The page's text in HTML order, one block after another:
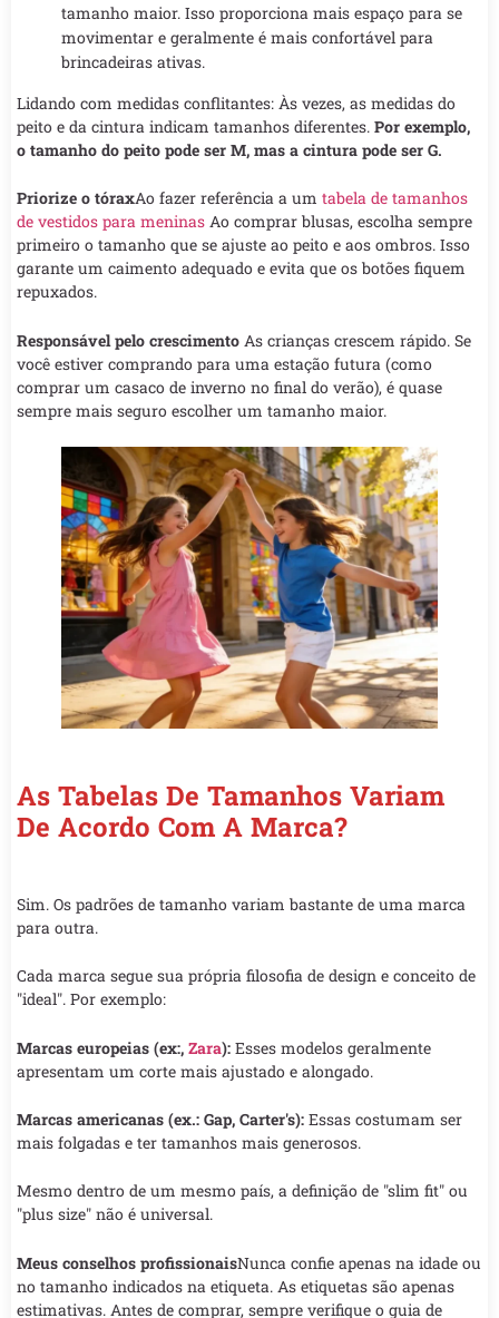
tamanho maior. Isso proporciona mais espaço para se
movimentar e geralmente é mais confortável para
brincadeiras ativas.
Lidando com medidas conflitantes: Às vezes, as medidas do
peito e da cintura indicam tamanhos diferentes. Por exemplo,
o tamanho do peito pode ser M, mas a cintura pode ser G.
Priorize o tóraxAo fazer referência a um tabela de tamanhos
de vestidos para meninas Ao comprar blusas, escolha sempre
primeiro o tamanho que se ajuste ao peito e aos ombros. Isso
garante um caimento adequado e evita que os botões fiquem
repuxados.
Responsável pelo crescimento As crianças crescem rápido. Se
você estiver comprando para uma estação futura (como
comprar um casaco de inverno no final do verão), é quase
sempre mais seguro escolher um tamanho maior.
As Tabelas De Tamanhos Variam
De Acordo Com A Marca?
Sim. Os padrões de tamanho variam bastante de uma marca
para outra.
Cada marca segue sua própria filosofia de design e conceito de
"ideal". Por exemplo:
Marcas europeias (ex:, Zara): Esses modelos geralmente
apresentam um corte mais ajustado e alongado.
Marcas americanas (ex.: Gap, Carter's): Essas costumam ser
mais folgadas e ter tamanhos mais generosos.
Mesmo dentro de um mesmo país, a definição de "slim fit" ou
"plus size" não é universal.
Meus conselhos profissionaisNunca confie apenas na idade ou
no tamanho indicados na etiqueta. As etiquetas são apenas
estimativas. Antes de comprar, sempre verifique o guia de